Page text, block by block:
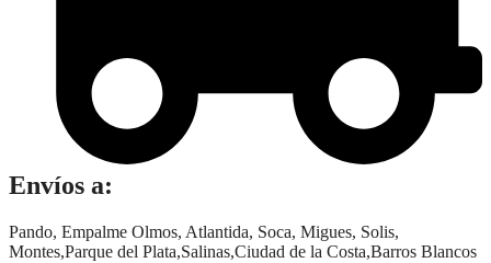
Envíos a:
Pando, Empalme Olmos, Atlantida, Soca, Migues, Solis,
Montes,Parque del Plata,Salinas,Ciudad de la Costa,Barros Blancos